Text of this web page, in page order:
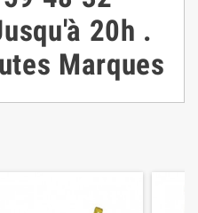
20h .
Marques